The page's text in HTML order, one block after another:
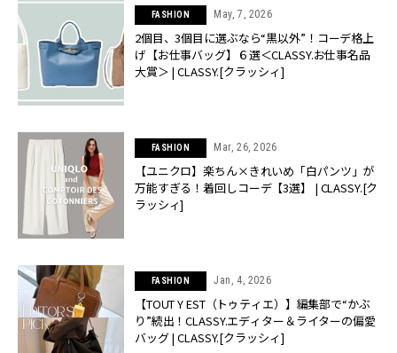
FASHION May, 7, 2026
2個目、3個目に選ぶなら“黒以外”！コーデ格上
げ【お仕事バッグ】６選＜CLASSY.お仕事名品
大賞＞ | CLASSY.[クラッシィ]
FASHION Mar, 26, 2026
【ユニクロ】楽ちん×きれいめ「白パンツ」が
万能すぎる！着回しコーデ【3選】 | CLASSY.[ク
ラッシィ]
FASHION Jan, 4, 2026
【TOUT Y EST（トゥティエ）】編集部で“かぶ
り”続出！CLASSY.エディター＆ライターの偏愛
バッグ | CLASSY.[クラッシィ]